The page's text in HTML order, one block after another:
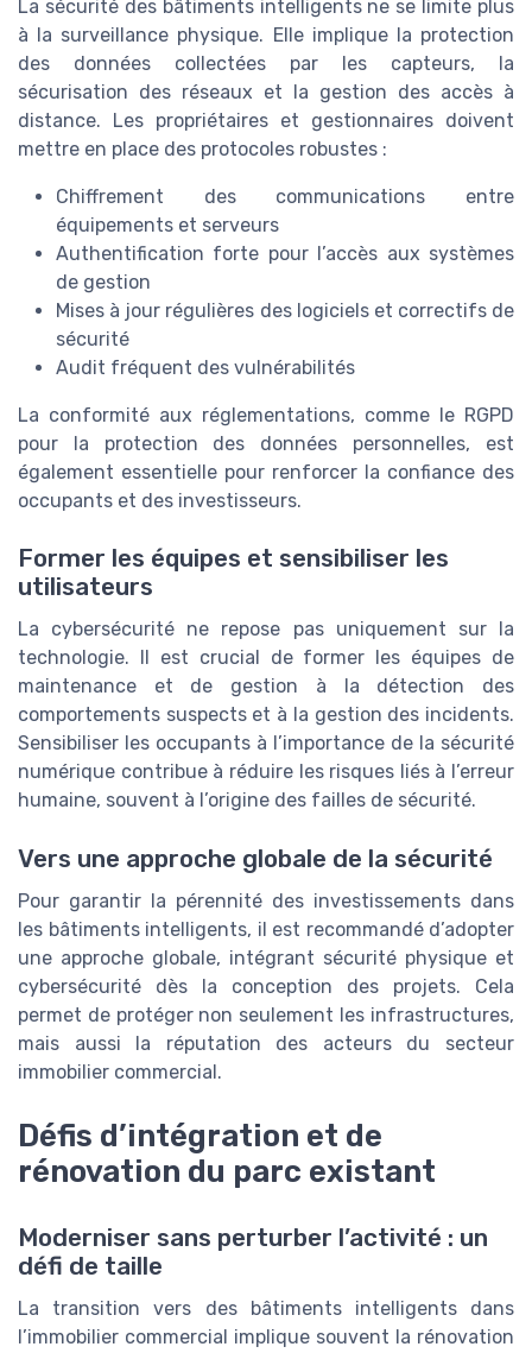
La sécurité des bâtiments intelligents ne se limite plus
à la surveillance physique. Elle implique la protection
des données collectées par les capteurs, la
sécurisation des réseaux et la gestion des accès à
distance. Les propriétaires et gestionnaires doivent
mettre en place des protocoles robustes :
Chiffrement des communications entre
équipements et serveurs
Authentification forte pour l’accès aux systèmes
de gestion
Mises à jour régulières des logiciels et correctifs de
sécurité
Audit fréquent des vulnérabilités
La conformité aux réglementations, comme le RGPD
pour la protection des données personnelles, est
également essentielle pour renforcer la confiance des
occupants et des investisseurs.
Former les équipes et sensibiliser les
utilisateurs
La cybersécurité ne repose pas uniquement sur la
technologie. Il est crucial de former les équipes de
maintenance et de gestion à la détection des
comportements suspects et à la gestion des incidents.
Sensibiliser les occupants à l’importance de la sécurité
numérique contribue à réduire les risques liés à l’erreur
humaine, souvent à l’origine des failles de sécurité.
Vers une approche globale de la sécurité
Pour garantir la pérennité des investissements dans
les bâtiments intelligents, il est recommandé d’adopter
une approche globale, intégrant sécurité physique et
cybersécurité dès la conception des projets. Cela
permet de protéger non seulement les infrastructures,
mais aussi la réputation des acteurs du secteur
immobilier commercial.
Défis d’intégration et de
rénovation du parc existant
Moderniser sans perturber l’activité : un
défi de taille
La transition vers des bâtiments intelligents dans
l’immobilier commercial implique souvent la rénovation